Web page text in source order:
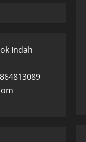
Indah